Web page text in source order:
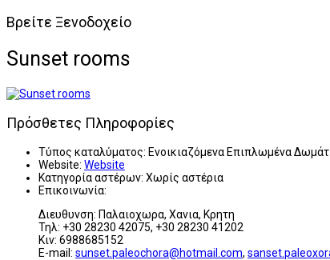
Βρείτε Ξενοδοχείο
Sunset rooms
Πρόσθετες Πληροφορίες
Τύπος καταλύματος: Ενοικιαζόμενα Επιπλωμένα
Website: Website
Κατηγορία αστέρων: Χωρίς αστέρια
Επικοινωνία:
Διευθυνση: Παλαιοχωρα, Χανια, Κρητη
Τηλ: +30 28230 42075, +30 28230 41202
Κιν: 6988685152
E-mail: sunset.paleochora@hotmail.com,